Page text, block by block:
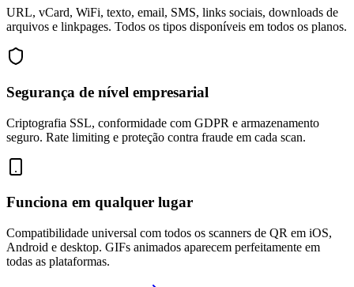
URL, vCard, WiFi, texto, email, SMS, links sociais, downloads de
arquivos e linkpages. Todos os tipos disponíveis em todos os planos.
Segurança de nível empresarial
Criptografia SSL, conformidade com GDPR e armazenamento
seguro. Rate limiting e proteção contra fraude em cada scan.
Funciona em qualquer lugar
Compatibilidade universal com todos os scanners de QR em iOS,
Android e desktop. GIFs animados aparecem perfeitamente em
todas as plataformas.